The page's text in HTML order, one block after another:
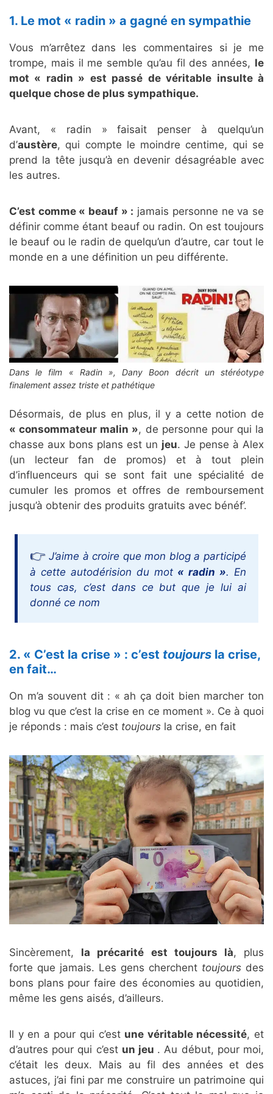
1. Le mot « radin » a gagné en sympathie
Vous m’arrêtez dans les commentaires si je me
trompe, mais il me semble qu’au fil des années, le
mot « radin » est passé de véritable insulte à
quelque chose de plus sympathique.
Avant, « radin » faisait penser à quelqu’un
d’austère, qui compte le moindre centime, qui se
prend la tête jusqu’à en devenir désagréable avec
les autres.
C’est comme « beauf » : jamais personne ne va se
définir comme étant beauf ou radin. On est toujours
le beauf ou le radin de quelqu’un d’autre, car tout le
monde en a une définition un peu différente.
Dans le film « Radin », Dany Boon décrit un stéréotype
finalement assez triste et pathétique
Désormais, de plus en plus, il y a cette notion de
« consommateur malin », de personne pour qui la
chasse aux bons plans est un jeu. Je pense à Alex
(un lecteur fan de promos) et à tout plein
d’influenceurs qui se sont fait une spécialité de
cumuler les promos et offres de remboursement
jusqu’à obtenir des produits gratuits avec bénéf’.
J’aime à croire que mon blog a participé
à cette autodérision du mot « radin ». En
tous cas, c’est dans ce but que je lui ai
donné ce nom
2. « C’est la crise » : c’est toujours la crise,
en fait…
On m’a souvent dit : « ah ça doit bien marcher ton
blog vu que c’est la crise en ce moment ». Ce à quoi
je réponds : mais c’est toujours la crise, en fait
Sincèrement, la précarité est toujours là, plus
forte que jamais. Les gens cherchent toujours des
bons plans pour faire des économies au quotidien,
même les gens aisés, d’ailleurs.
Il y en a pour qui c’est une véritable nécessité, et
d’autres pour qui c’est un jeu . Au début, pour moi,
c’était les deux. Mais au fil des années et des
astuces, j’ai fini par me construire un patrimoine qui